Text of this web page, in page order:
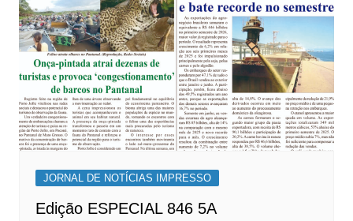
JORNAL DE NOTÍCIAS IMPRESSO
Edição ESPECIAL 846 5A